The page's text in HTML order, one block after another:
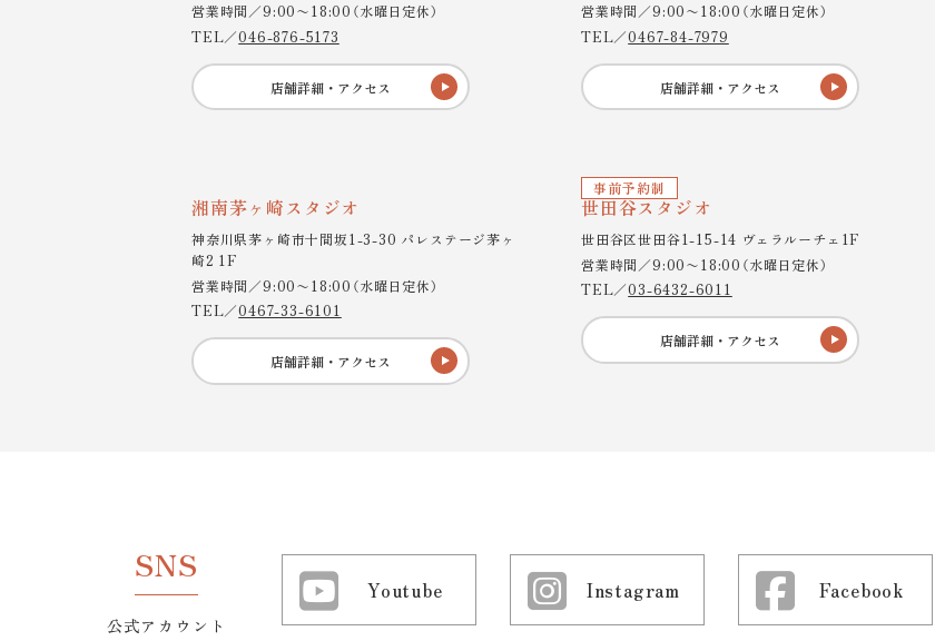
営業時間／9:00〜18:00（水曜日定休）
TEL／046-876-5173
店舗詳細・アクセス
営業時間／9:00〜18:00（水曜日定休）
TEL／0467-84-7979
店舗詳細・アクセス
湘南茅ヶ崎スタジオ
神奈川県茅ヶ崎市十間坂1-3-30 パレステージ茅ヶ
崎2 1F
営業時間／9:00〜18:00（水曜日定休）
TEL／0467-33-6101
店舗詳細・アクセス
事前予約制
世田谷スタジオ
世田谷区世田谷1-15-14 ヴェラルーチェ1F
営業時間／9:00〜18:00（水曜日定休）
TEL／03-6432-6011
店舗詳細・アクセス
SNS
公式アカウント
Youtube Instagram Facebook